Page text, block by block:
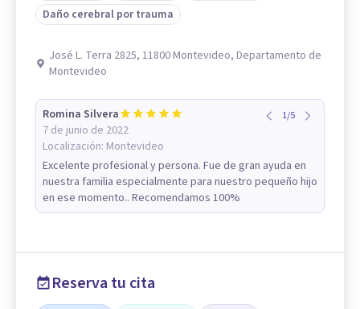
Daño cerebral por trauma
José L. Terra 2825, 11800 Montevideo, Departamento de
Montevideo
Romina Silvera
7 de junio de 2022
Localización: Montevideo
1/5
Excelente profesional y persona. Fue de gran ayuda en
nuestra familia especialmente para nuestro pequeño hijo
en ese momento.. Recomendamos 100%
Reserva tu cita